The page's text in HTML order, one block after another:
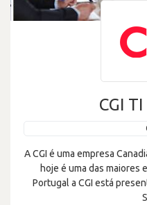
CGI
A CGI é uma empresa
hoje é uma das maiores
Portugal a CGI está